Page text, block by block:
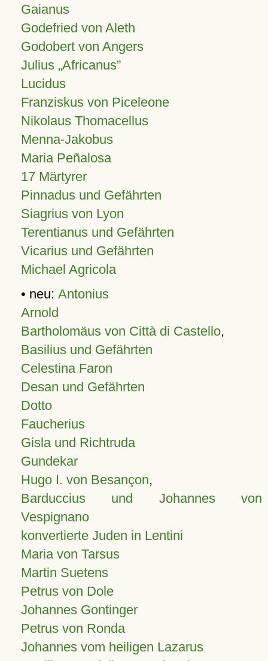
Gaianus
Godefried von Aleth
Godobert von Angers
Julius Africanus
Lucidus
Franziskus von Piceleone
Nikolaus Thomacellus
Menna-Jakobus
Maria Peñalosa
17 Märtyrer
Pinnadus und Gefährten
Siagrius von Lyon
Terentianus und Gefährten
Vicarius und Gefährten
Michael Agricola
• neu: Antonius
Arnold
Bartholomäus von Città di Castello,
Basilius und Gefährten
Celestina Faron
Desan und Gefährten
Dotto
Faucherius
Gisla und Richtruda
Gundekar
Hugo I. von Besançon,
Barduccius und Johannes von
Vespignano
konvertierte Juden in Lentini
Maria von Tarsus
Martin Suetens
Petrus von Dole
Johannes Gontinger
Petrus von Ronda
Johannes vom heiligen Lazarus